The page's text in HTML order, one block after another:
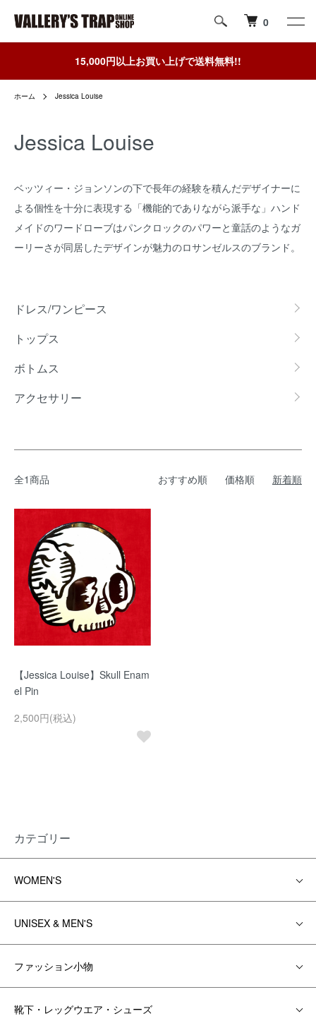
0
15,000円以上お買い上げで送料無料!!
ホーム Jessica Louise
Jessica Louise
ベッツィー・ジョンソンの下で長年の経験を積んだデザイナーに
よる個性を十分に表現する「機能的でありながら派手な」ハンド
メイドのワードローブはパンクロックのパワーと童話のようなガ
ーリーさが同居したデザインが魅力のロサンゼルスのブランド。
グループ一覧
ドレス/ワンピース
トップス
ボトムス
アクセサリー
全1商品 おすすめ順 価格順 新着順
【Jessica Louise】Skull Enam
el Pin
2,500円(税込)
カテゴリー
WOMEN'S
UNISEX & MEN'S
ファッション小物
靴下・レッグウエア・シューズ